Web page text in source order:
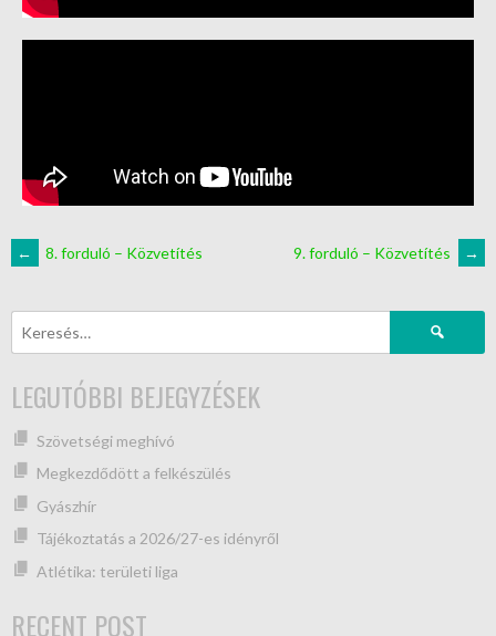
← 8. forduló – Közvetítés 9. forduló – Közvetítés →
LEGUTÓBBI BEJEGYZÉSEK
Szövetségi meghívó
Megkezdődött a felkészülés
Gyászhír
Tájékoztatás a 2026/27-es idényről
Atlétika: területi liga
RECENT POST